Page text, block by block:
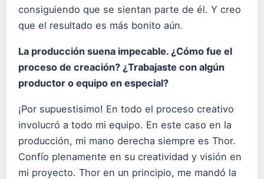
consiguiendo que se sientan parte de él. Y creo
que el resultado es más bonito aún.
La producción suena impecable. ¿Cómo fue el
proceso de creación? ¿Trabajaste con algún
productor o equipo en especial?
¡Por supuestisimo! En todo el proceso creativo
involucró a todo mi equipo. En este caso en la
producción, mi mano derecha siempre es Thor.
Confío plenamente en su creatividad y visión en
mi proyecto. Thor en un principio, me mandó la